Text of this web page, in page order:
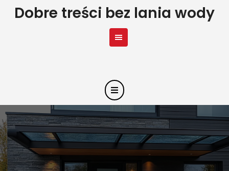
SkipDobre treści bez lania wody